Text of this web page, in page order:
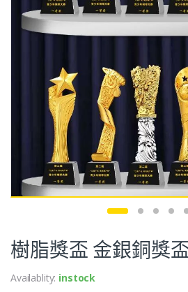
樹脂獎盃 金銀銅獎
Availablity: instock